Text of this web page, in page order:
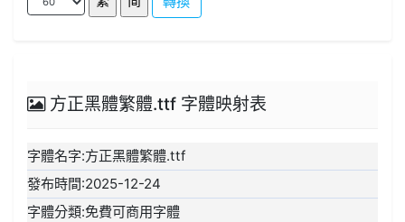
方正黑體繁體.ttf 字體映射表
字體名字:方正黑體繁體.ttf
發布時間:2025-12-24
字體分類:免費可商用字體